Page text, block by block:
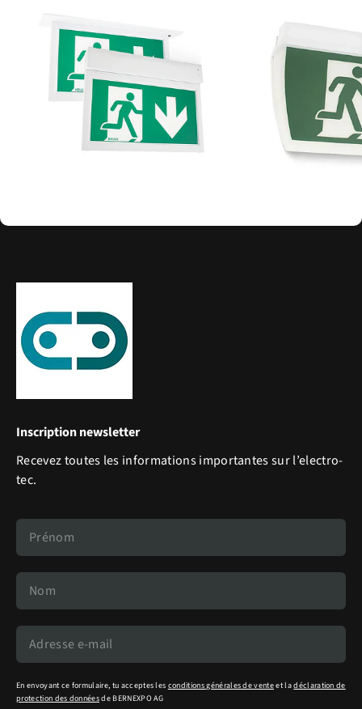
Inscription newsletter
Recevez toutes les informations importantes sur l’electro-
tec.
En envoyant ce formulaire, tu acceptes les conditions générales de venteet ladéclaration de
protection des donnéesde BERNEXPO AG